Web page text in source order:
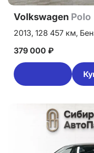
Volkswagen Polo
2013, 128 457 км,
379 000 ₽